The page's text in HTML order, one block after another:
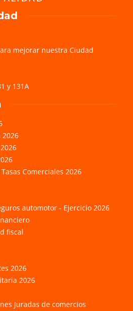
mejorar nuestra Ciudad
y 131A
Comerciales 2026
automotor - Ejercicio 2026
fiscal
2026
2026
Juradas de comercios